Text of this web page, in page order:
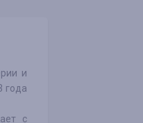
и
года
с